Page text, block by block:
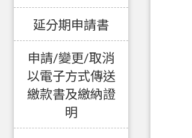
延分期申請書
申請/變更/取消
以電子方式傳送
繳款書及繳納證
明